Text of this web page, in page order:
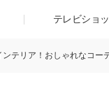
テレビショ
テリア！おしゃれなコー